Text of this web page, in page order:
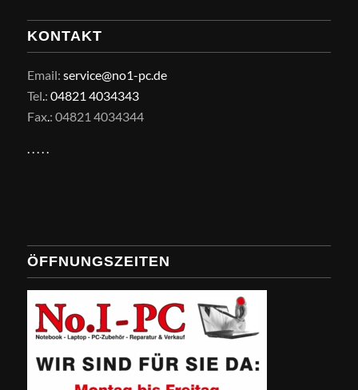
KONTAKT
Email: service@no1-pc.de
Tel.: 04821 4034343
Fax.: 04821 4034344
ÖFFNUNGSZEITEN